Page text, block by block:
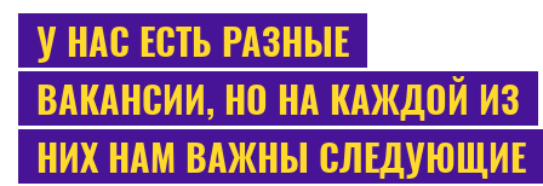
У НАС ЕСТЬ РАЗНЫЕ
ВАКАНСИИ, НО НА КАЖДОЙ ИЗ
НИХ НАМ ВАЖНЫ СЛЕДУЮЩИЕ